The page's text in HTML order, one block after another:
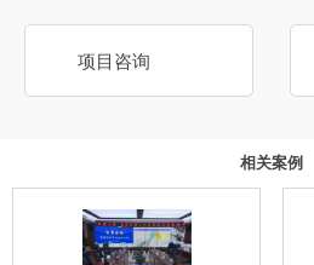
项目咨询
相关案例